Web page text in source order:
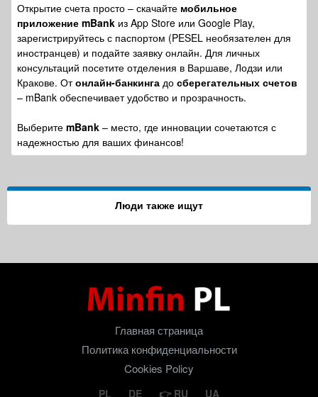
Открытие счета просто – скачайте мобильное
приложение mBank из App Store или Google Play,
зарегистрируйтесь с паспортом (PESEL необязателен для
иностранцев) и подайте заявку онлайн. Для личных
консультаций посетите отделения в Варшаве, Лодзи или
Кракове. Отонлайн-банкинга до сберегательных счетов
– mBank обеспечивает удобство и прозрачность.
Выберите mBank – место, где инновации сочетаются с
надежностью для ваших финансов!
Люди также ищут
Главная страница
Политика конфиденциальности
Cookies Policy
PL DE RU UA